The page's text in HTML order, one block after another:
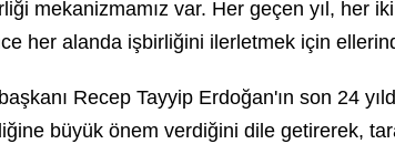
mekanizmamız var. Her geçen yıl, her
her alanda işbirliğini ilerletmek için
Recep Tayyip Erdoğan'ın son 24
büyük önem verdiğini dile getirerek,